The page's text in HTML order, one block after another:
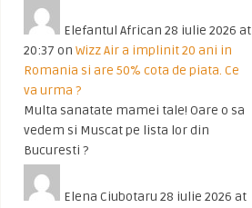
Elefantul African 28 iulie 2026 at
20:37 on Wizz Air a implinit 20 ani in
Romania si are 50% cota de piata. Ce
va urma ?
Multa sanatate mamei tale! Oare o sa
vedem si Muscat pe lista lor din
Bucuresti ?
Elena Ciubotaru 28 iulie 2026 at